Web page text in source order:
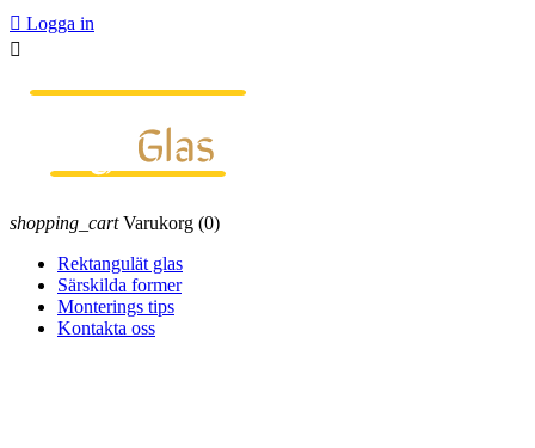
 Logga in

shopping_cart Varukorg (0)
Rektangulät glas
Särskilda former
Monterings tips
Kontakta oss